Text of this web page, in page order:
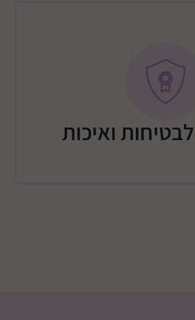
מיטת 450 ש"ח / ארון 2 או 3 דלתות 450 ש"ח / ארון 2/3 דלתות + שידה +
ואיכות